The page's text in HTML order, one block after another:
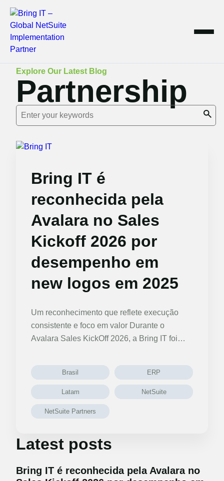
content
Explore Our Latest Blog
Partnership
Bring IT é
reconhecida pela
Avalara no Sales
Kickoff 2026 por
desempenho em
new logos em 2025
Um reconhecimento que reflete execução
consistente e foco em valor Durante o
Avalara Sales KickOff 2026, a Bring IT foi…
Brasil ERP
Latam NetSuite
NetSuite Partners
Latest posts
Bring IT é reconhecida pela Avalara no